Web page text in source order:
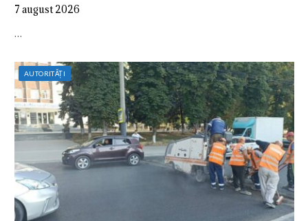
7 august 2026
…
AUTORITĂȚI